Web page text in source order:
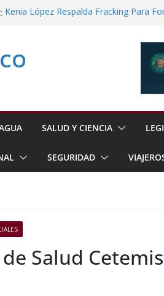
Kenia López Respalda Fracking Para
Edomex Conmemora Día
Monreal Llama a Cerrar Filas con
ExterioresSALUD Y CIENCIA
SEGURIDAD
Salud